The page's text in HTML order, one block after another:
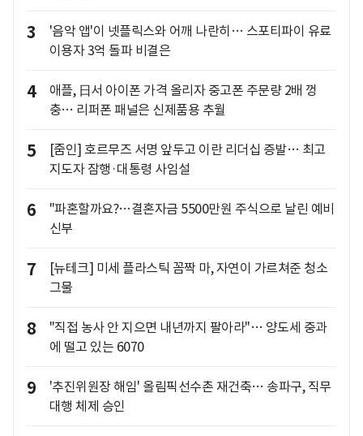
3
'음악 앱'이 넷플릭스와 어깨 나란히… 스포티파이 유료
이용자 3억 돌파 비결은
4
애플, 日서 아이폰 가격 올리자 중고폰 주문량 2배 껑
충… 리퍼폰 패널은 신제품용 추월
5
[줌인] 호르무즈 서명 앞두고 이란 리더십 증발… 최고
지도자 잠행·대통령 사임설
6
"파혼할까요?…결혼자금 5500만원 주식으로 날린 예비
신부
7
[뉴테크] 미세 플라스틱 꼼짝 마, 자연이 가르쳐준 청소
그물
8
"직접 농사 안 지으면 내년까지 팔아라"… 양도세 중과
에 떨고 있는 6070
9
'추진위원장 해임' 올림픽선수촌 재건축… 송파구, 직무
대행 체제 승인